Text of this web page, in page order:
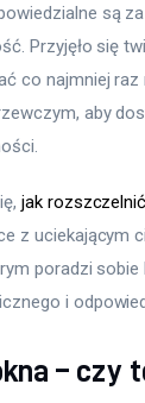
są za
Przyjęło się
co najmniej raz
aby
jak
z uciekającym
poradzi sobie
i
– czy